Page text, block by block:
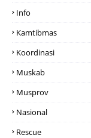
Info
Kamtibmas
Koordinasi
Muskab
Musprov
Nasional
Rescue